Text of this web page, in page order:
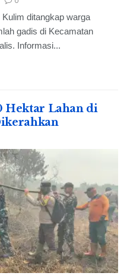
ditangkap warga
gadis di Kecamatan
Informasi...
Hektar Lahan di